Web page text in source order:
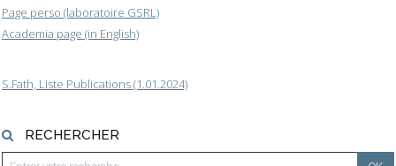
Page perso (laboratoire GSRL)
Academia page (in English)
S.Fath, Liste Publications (1.01.2024)
RECHERCHER